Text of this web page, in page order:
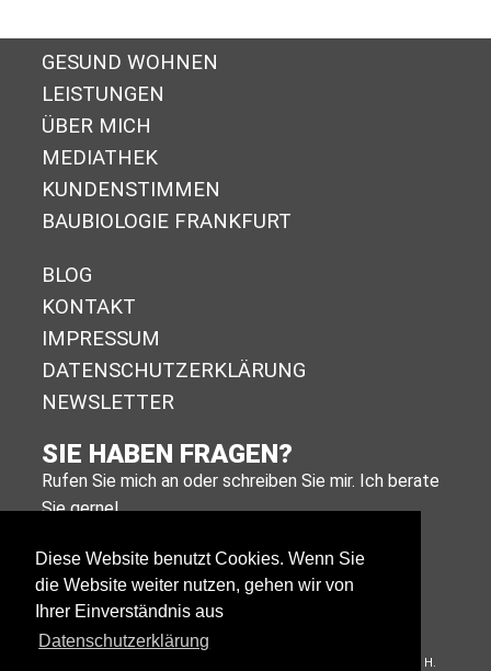
Diese Website benutzt Cookies. Wenn Sie
die Website weiter nutzen, gehen wir von
Ihrer Einverständnis aus
Datenschutzerklärung
GESUND WOHNEN
LEISTUNGEN
ÜBER MICH
MEDIATHEK
KUNDENSTIMMEN
BAUBIOLOGIE FRANKFURT
BLOG
KONTAKT
IMPRESSUM
DA­TEN­SCHUTZ­ER­KLÄ­RUNG
NEWSLETTER
SIE HABEN FRAGEN?
Rufen Sie mich an oder schreiben Sie mir. Ich berate
Sie gerne!
E-MAIL SCHREIBEN
© 2026 Baubiologie Blank. Alle Rechte vorbehalten. Fotos: Otto H.